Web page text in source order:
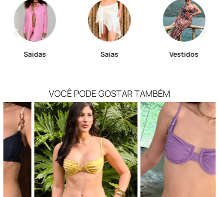
Saidas Saias Vestidos
VOCÊ PODE GOSTAR TAMBÉM